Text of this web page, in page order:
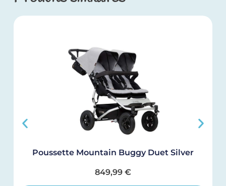
Poussette Mountain Buggy Duet Silver
849,99 €